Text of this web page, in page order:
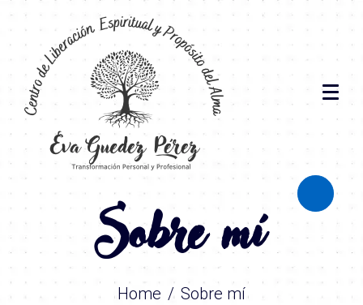
Abrir/
Sobre mí
Home Sobre mí